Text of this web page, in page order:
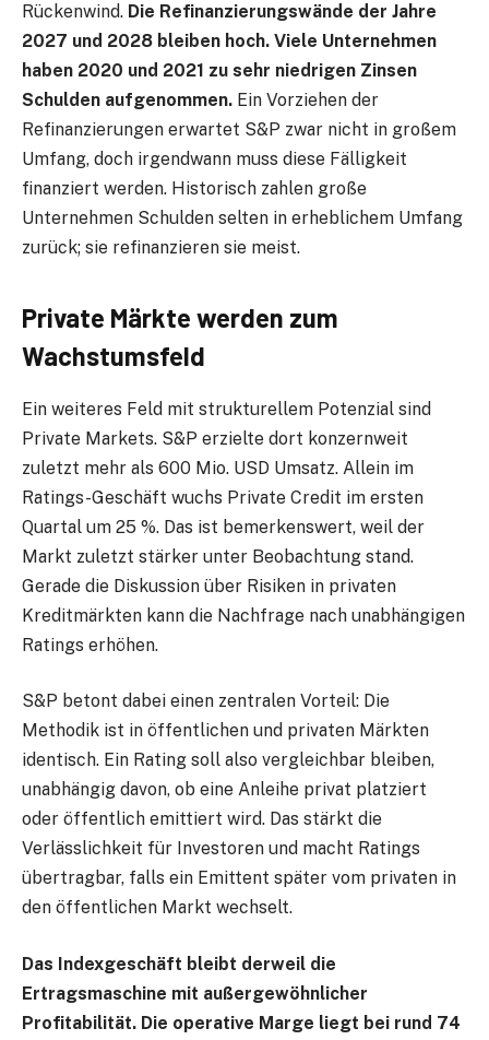
Rückenwind. Die Refinanzierungswände der Jahre
2027 und 2028 bleiben hoch. Viele Unternehmen
haben 2020 und 2021 zu sehr niedrigen Zinsen
Schulden aufgenommen. Ein Vorziehen der
Refinanzierungen erwartet S&P zwar nicht in großem
Umfang, doch irgendwann muss diese Fälligkeit
finanziert werden. Historisch zahlen große
Unternehmen Schulden selten in erheblichem Umfang
zurück; sie refinanzieren sie meist.
Private Märkte werden zum
Wachstumsfeld
Ein weiteres Feld mit strukturellem Potenzial sind
Private Markets. S&P erzielte dort konzernweit
zuletzt mehr als 600 Mio. USD Umsatz. Allein im
Ratings-Geschäft wuchs Private Credit im ersten
Quartal um 25 %. Das ist bemerkenswert, weil der
Markt zuletzt stärker unter Beobachtung stand.
Gerade die Diskussion über Risiken in privaten
Kreditmärkten kann die Nachfrage nach unabhängigen
Ratings erhöhen.
S&P betont dabei einen zentralen Vorteil: Die
Methodik ist in öffentlichen und privaten Märkten
identisch. Ein Rating soll also vergleichbar bleiben,
unabhängig davon, ob eine Anleihe privat platziert
oder öffentlich emittiert wird. Das stärkt die
Verlässlichkeit für Investoren und macht Ratings
übertragbar, falls ein Emittent später vom privaten in
den öffentlichen Markt wechselt.
Das Indexgeschäft bleibt derweil die
Ertragsmaschine mit außergewöhnlicher
Profitabilität. Die operative Marge liegt bei rund 74